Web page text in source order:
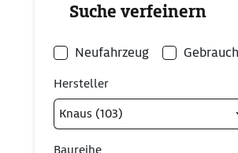
Suche verfeinern
Neufahrzeug
Hersteller
Baureihe